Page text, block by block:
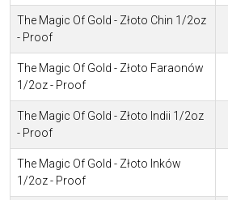
The Magic Of Gold - Złoto Chin 1/2oz
- Proof
The Magic Of Gold - Złoto Faraonów
1/2oz - Proof
The Magic Of Gold - Złoto Indii 1/2oz
- Proof
The Magic Of Gold - Złoto Inków
1/2oz - Proof